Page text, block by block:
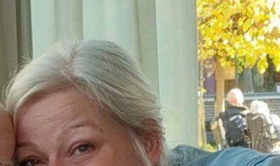
Verhuur